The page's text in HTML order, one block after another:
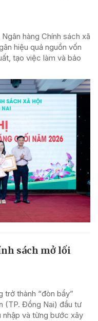
hàng Chính sách xã
hiệu quả nguồn vốn
tạo việc làm và bảo
sách mở lối
trở thành “đòn bẩy”
(TP. Đồng Nai) đầu tư
nhập và từng bước xây